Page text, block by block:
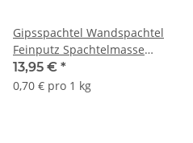
Gipsspachtel Wandspachtel
Feinputz Spachtelmasse
Feinspachtel
polymerverstärkt ATLAS
13,95 € *
0,70 € pro 1 kg